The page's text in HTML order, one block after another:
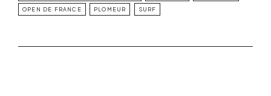
OPEN DE FRANCE PLOMEUR SURF